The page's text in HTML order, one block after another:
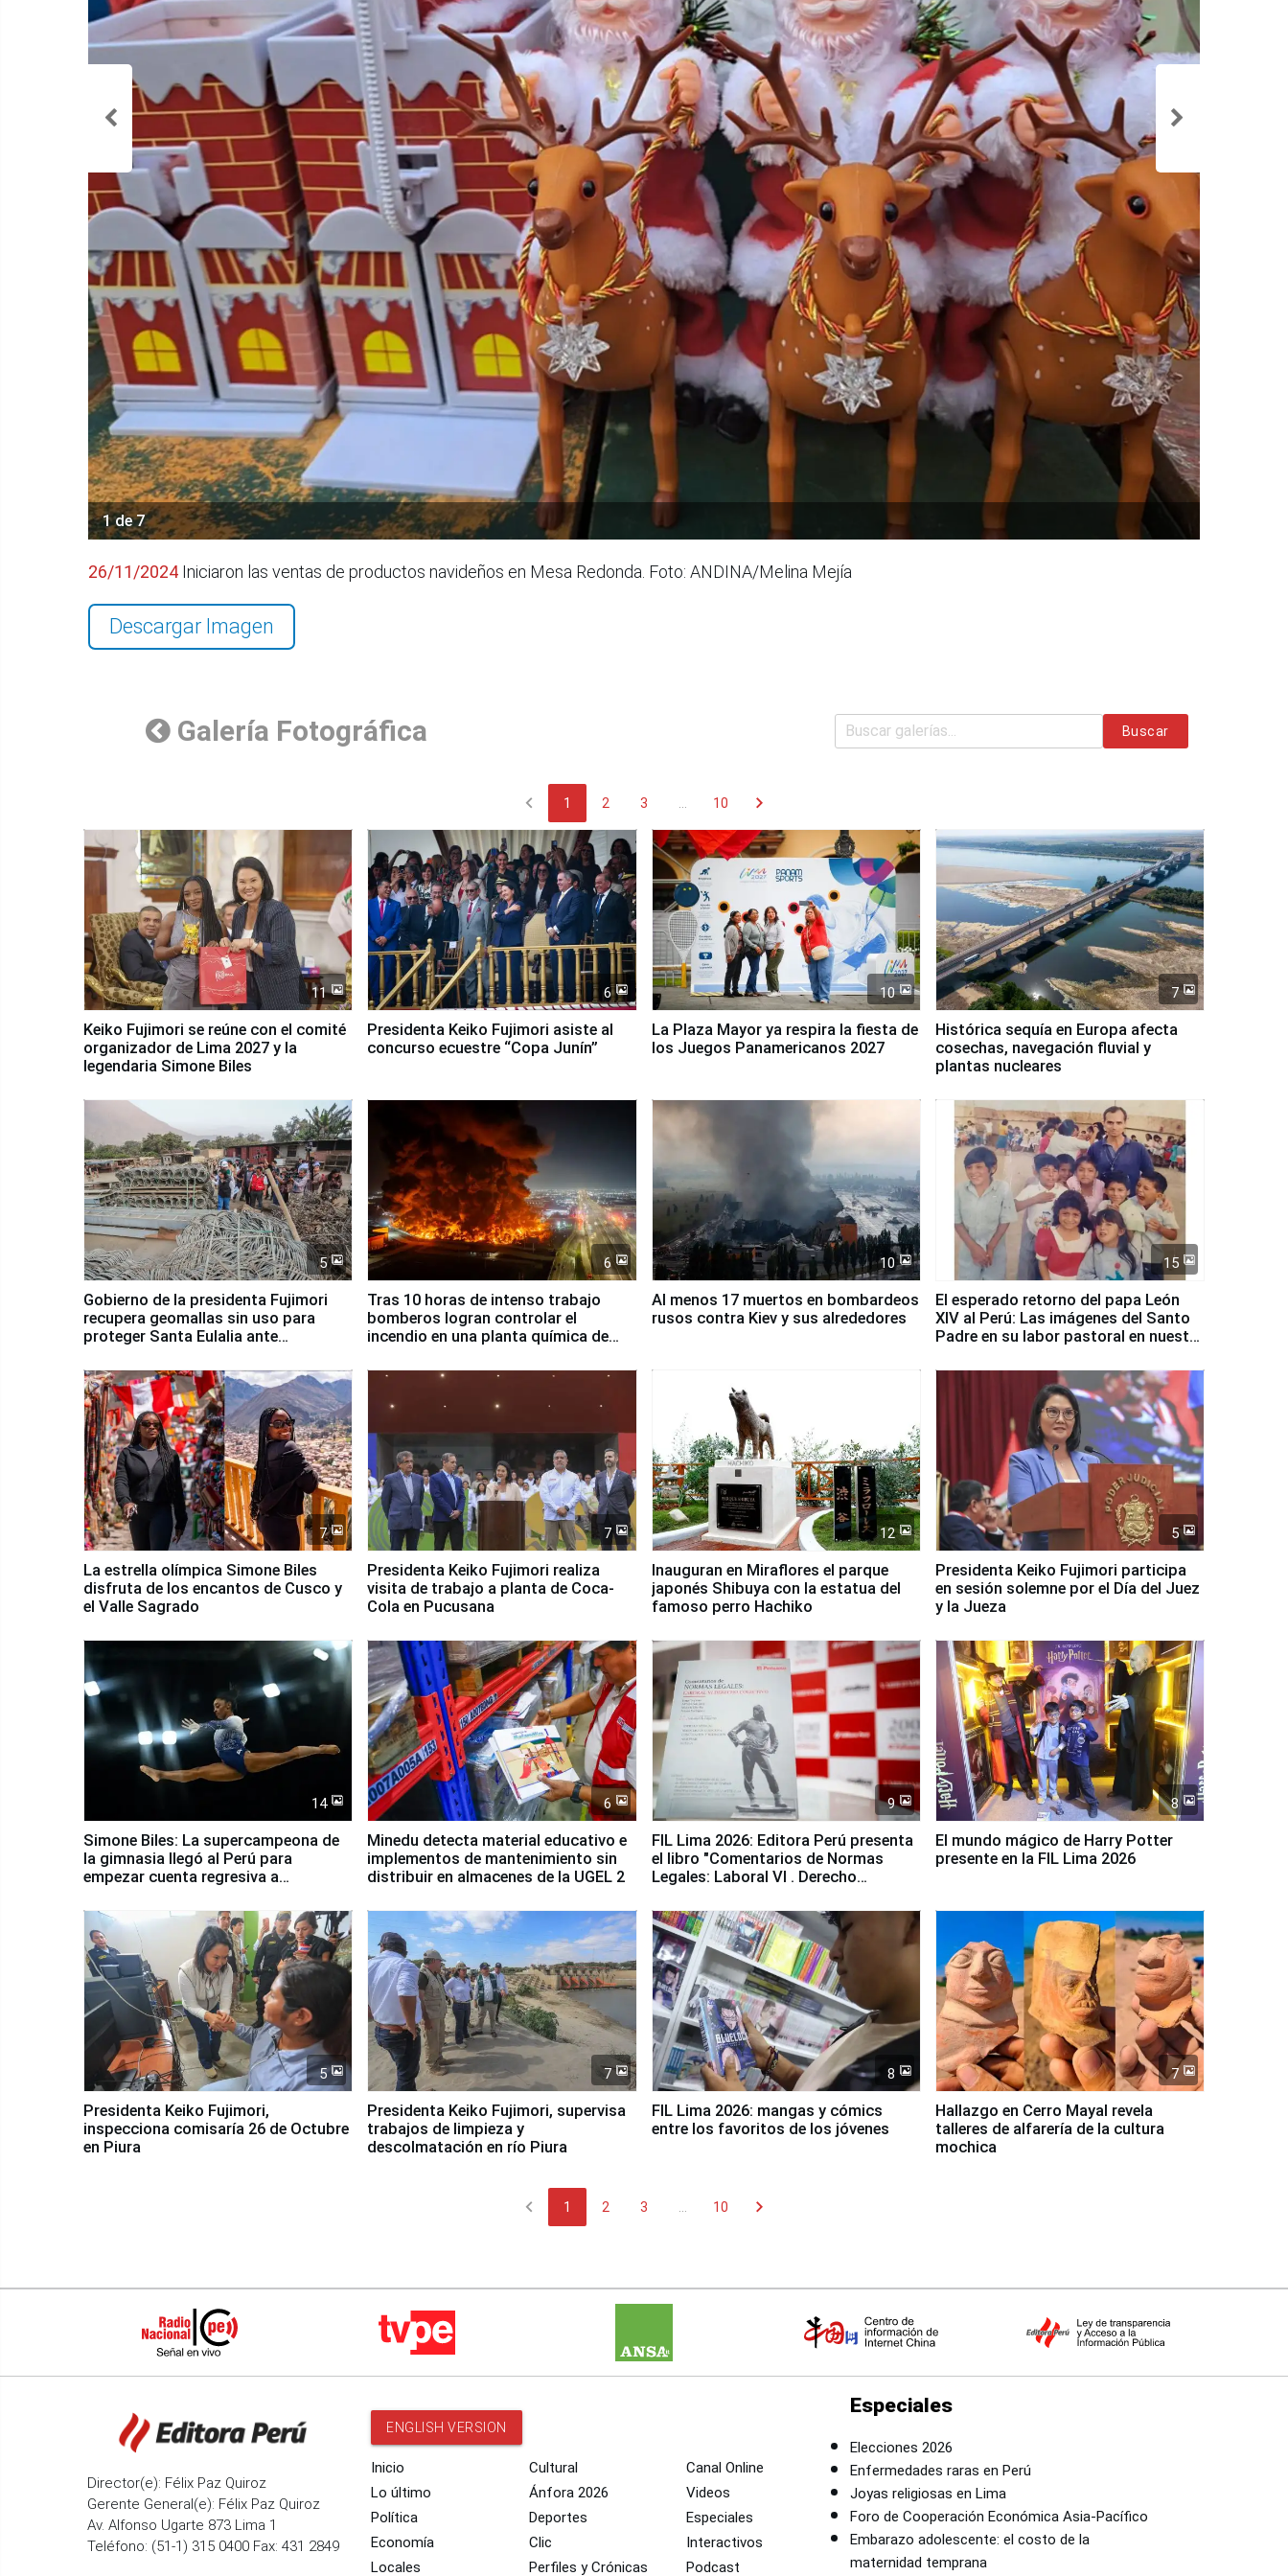
1 de 7
26/11/2024 Iniciaron las ventas de productos navideños en Mesa Redonda. Foto: ANDINA/Melina Mejía
Descargar Imagen
Galería Fotográfica Buscar
chevron_left 1 2 3 10 chevron_right
11
Keiko Fujimori se reúne con el comité
organizador de Lima 2027 y la
legendaria Simone Biles
6
Presidenta Keiko Fujimori asiste al
concurso ecuestre “Copa Junín”
10
La Plaza Mayor ya respira la fiesta de
los Juegos Panamericanos 2027
7
Histórica sequía en Europa afecta
cosechas, navegación fluvial y
plantas nucleares
5
Gobierno de la presidenta Fujimori
recupera geomallas sin uso para
proteger Santa Eulalia ante
6
Tras 10 horas de intenso trabajo
bomberos logran controlar el
incendio en una planta química de
10
Al menos 17 muertos en bombardeos
rusos contra Kiev y sus alrededores
15
El esperado retorno del papa León
XIV al Perú: Las imágenes del Santo
Padre en su labor pastoral en nuestro
7
La estrella olímpica Simone Biles
disfruta de los encantos de Cusco y
el Valle Sagrado
7
Presidenta Keiko Fujimori realiza
visita de trabajo a planta de Coca-
Cola en Pucusana
12
Inauguran en Miraflores el parque
japonés Shibuya con la estatua del
famoso perro Hachiko
5
Presidenta Keiko Fujimori participa
en sesión solemne por el Día del Juez
y la Jueza
14
Simone Biles: La supercampeona de
la gimnasia llegó al Perú para
empezar cuenta regresiva a
6
Minedu detecta material educativo e
implementos de mantenimiento sin
distribuir en almacenes de la UGEL 2
9
FIL Lima 2026: Editora Perú presenta
el libro "Comentarios de Normas
Legales: Laboral Vl . Derecho
8
El mundo mágico de Harry Potter
presente en la FIL Lima 2026
5
Presidenta Keiko Fujimori,
inspecciona comisaría 26 de Octubre
en Piura
7
Presidenta Keiko Fujimori, supervisa
trabajos de limpieza y
descolmatación en río Piura
8
FIL Lima 2026: mangas y cómics
entre los favoritos de los jóvenes
7
Hallazgo en Cerro Mayal revela
talleres de alfarería de la cultura
mochica
chevron_left 1 2 3 10 chevron_right
Director(e): Félix Paz Quiroz
Gerente General(e): Félix Paz Quiroz
Av. Alfonso Ugarte 873 Lima 1
Teléfono: (51-1) 315 0400 Fax: 431 2849
ENGLISH VERSION
Inicio
Lo último
Política
Economía
Locales
Cultural
Ánfora 2026
Deportes
Clic
Perfiles y Crónicas
Canal Online
Videos
Especiales
Interactivos
Podcast
Especiales
Elecciones 2026
Enfermedades raras en Perú
Joyas religiosas en Lima
Foro de Cooperación Económica Asia-Pacífico
Embarazo adolescente: el costo de la
maternidad temprana